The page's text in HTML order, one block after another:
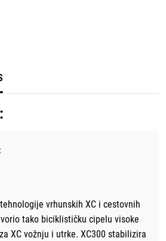
vrhunskih XC i cestovnih
tako biciklističku cipelu visoke
XC vožnju i utrke. XC300 stabilizira